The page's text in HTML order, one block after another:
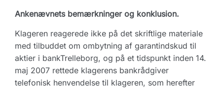
Ankenævnets bemærkninger og konklusion.
Klageren reagerede ikke på det skriftlige materiale
med tilbuddet om ombytning af garantindskud til
aktier i bankTrelleborg, og på et tidspunkt inden 14.
maj 2007 rettede klagerens bankrådgiver
telefonisk henvendelse til klageren, som herefter